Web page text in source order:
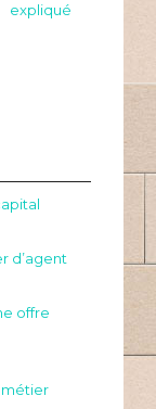
expliqué
d’agent
offre
métier